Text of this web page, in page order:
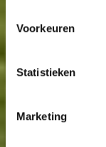
Voorkeuren
Statistieken
Marketing